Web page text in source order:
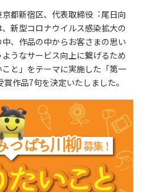
都新宿区、代表取締役︓尾日向
新型コロナウイルス感染拡大の
、作品の中からお客さまの思い
うなサービス向上に繋げるため
と」をテーマに実施した「第一
作品7句を決定いたしました。